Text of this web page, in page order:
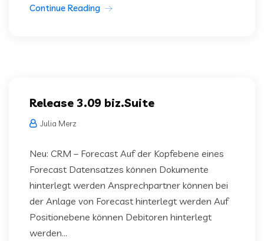
Continue Reading
Release 3.09 biz.Suite
Julia Merz
Neu: CRM – Forecast Auf der Kopfebene eines
Forecast Datensatzes können Dokumente
hinterlegt werden Ansprechpartner können bei
der Anlage von Forecast hinterlegt werden Auf
Positionebene können Debitoren hinterlegt
werden...